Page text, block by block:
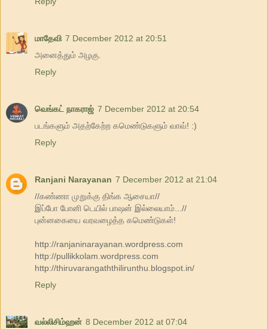
மாதேவி 7 December 2012 at 20:51
அனைத்தும் அழகு.
Reply
வெங்கட் நாகராஜ் 7 December 2012 at 20:54
படங்களும் அதற்கேற்ற கமெண்டுகளும் வாவ்! :)
Reply
Ranjani Narayanan 7 December 2012 at 21:04
//கண்ணா முறுக்கு திங்க ஆசையா//
இப்போ போனி டெயில் பாஷன் இல்லையாம்...//
புன்னகையை வரவழைத்த கமெண்டுகள்!
http://ranjaninarayanan.wordpress.com
http://pullikkolam.wordpress.com
http://thiruvarangaththilirunthu.blogspot.in/
Reply
வல்லிசிம்ஹன் 8 December 2012 at 07:04